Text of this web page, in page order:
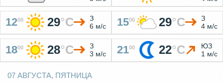
1200 29°C
З
6 м/с
1500 29°C
З
4 м/с
1800 28°C
З
3 м/с
2100 22°C
ЮЗ
1 м/с
07 АВГУСТА, ПЯТНИЦА